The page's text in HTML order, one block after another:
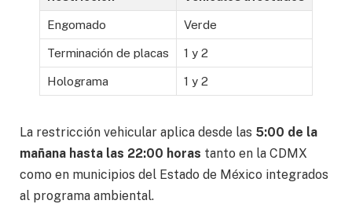
Engomado Verde
Terminación de placas 1 y 2
Holograma 1 y 2
La restricción vehicular aplica desde las 5:00 de la
mañana hasta las 22:00 horas tanto en la CDMX
como en municipios del Estado de México integrados
al programa ambiental.